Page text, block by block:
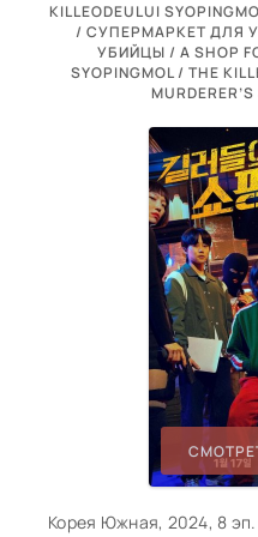
KILLEODEULUI
/ СУПЕРМАРКЕТ ДЛЯ
УБИЙЦЫ / A SHOP
SYOPINGMOL / THE
Корея Южная, 2024, 8 эп.